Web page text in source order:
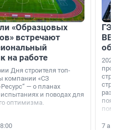
«Образцовых
встречают
на работе
Дня строителя топ-
компании «СЗ
— о планах
и поводах для
оптимизма.
ГЭС,
ВВП: в
об
2026-й —
раз. В
7